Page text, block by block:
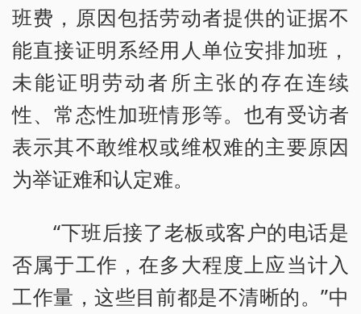
班费，原因包括劳动者提供的证据不
能直接证明系经用人单位安排加班，
未能证明劳动者所主张的存在连续
性、常态性加班情形等。也有受访者
表示其不敢维权或维权难的主要原因
为举证难和认定难。
“下班后接了老板或客户的电话是
否属于工作，在多大程度上应当计入
工作量，这些目前都是不清晰的。”中